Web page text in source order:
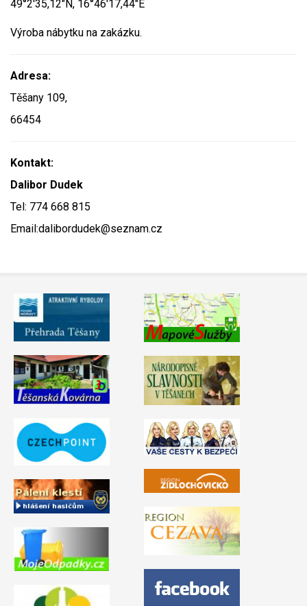
49°2'35,12"N, 16°46'17,44"E
Výroba nábytku na zakázku.
Adresa:
Těšany 109,
66454
Kontakt:
Dalibor Dudek
Tel: 774 668 815
Email:dalibordudek@seznam.cz
Zpravodaj